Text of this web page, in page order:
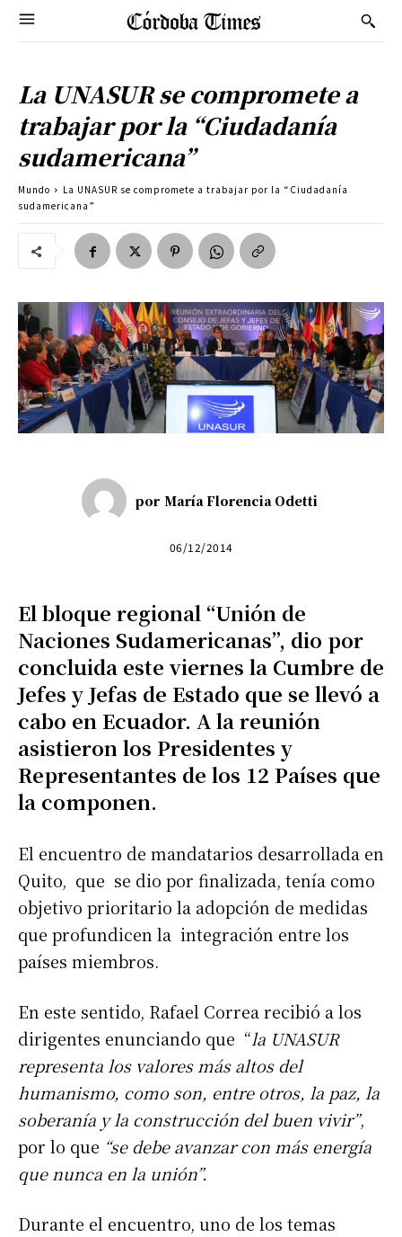
La UNASUR se compromete a
trabajar por la “Ciudadanía
sudamericana”
Mundo
La UNASUR se compromete a trabajar por la “Ciudadanía
sudamericana”
por María Florencia Odetti
06/12/2014
El bloque regional “Unión de
Naciones Sudamericanas”, dio por
concluida este viernes la Cumbre de
Jefes y Jefas de Estado que se llevó a
cabo en Ecuador. A la reunión
asistieron los Presidentes y
Representantes de los 12 Países que
la componen.
El encuentro de mandatarios desarrollada en
Quito, que se dio por finalizada, tenía como
objetivo prioritario la adopción de medidas
que profundicen la integración entre los
países miembros.
En este sentido, Rafael Correa recibió a los
dirigentes enunciando que “la UNASUR
representa los valores más altos del
humanismo, como son, entre otros, la paz, la
soberanía y la construcción del buen vivir”,
por lo que “se debe avanzar con más energía
que nunca en la unión”.
Durante el encuentro, uno de los temas